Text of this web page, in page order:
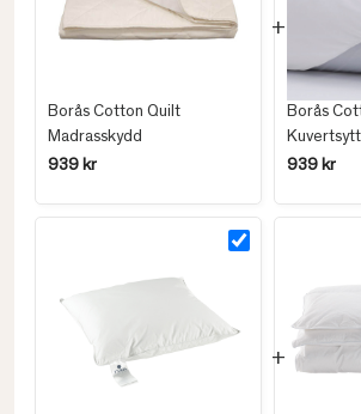
Borås Cotton Quilt
Madrasskydd
939 kr
Borås
939 kr